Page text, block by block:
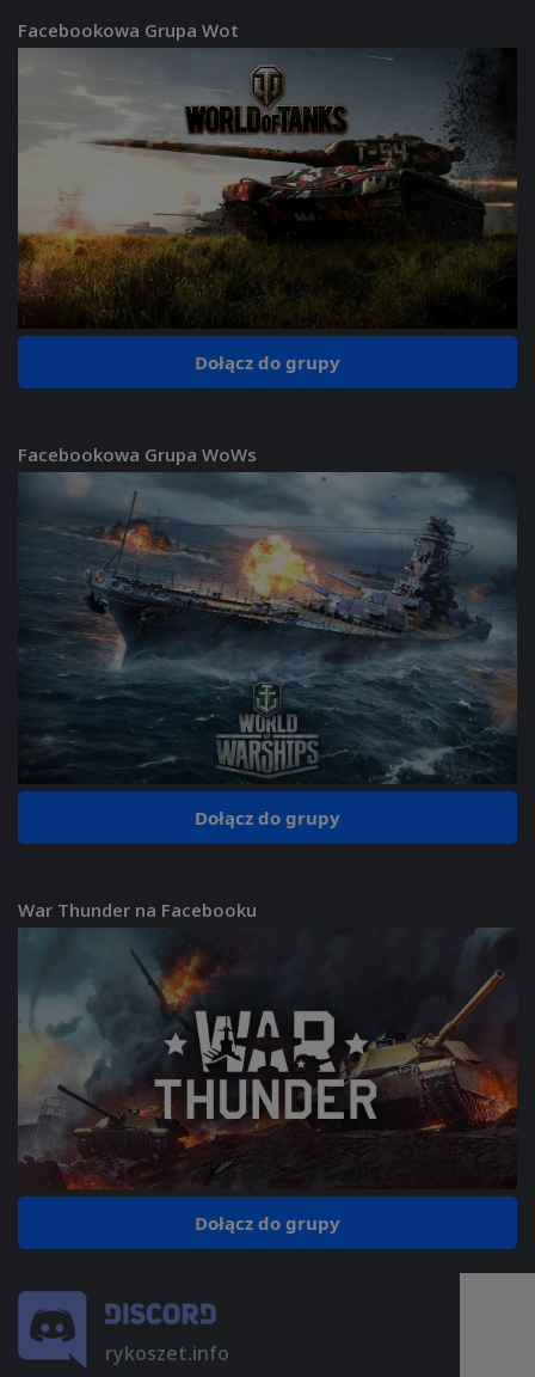
Facebookowa Grupa Wot
Dołącz do grupy
Facebookowa Grupa WoWs
Dołącz do grupy
War Thunder na Facebooku
Dołącz do grupy
rykoszet.info